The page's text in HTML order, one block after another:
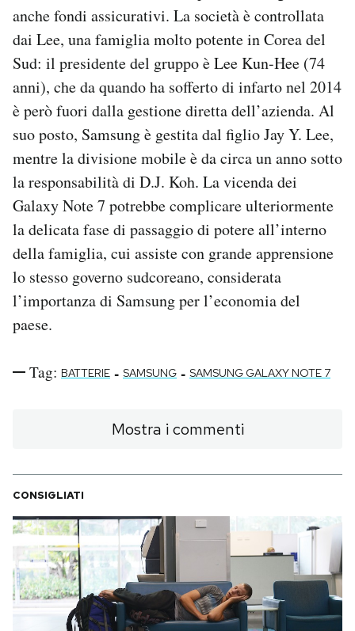
anche fondi assicurativi. La società è controllata
dai Lee, una famiglia molto potente in Corea del
Sud: il presidente del gruppo è Lee Kun-Hee (74
anni), che da quando ha sofferto di infarto nel 2014
è però fuori dalla gestione diretta dell’azienda. Al
suo posto, Samsung è gestita dal figlio Jay Y. Lee,
mentre la divisione mobile è da circa un anno sotto
la responsabilità di D.J. Koh. La vicenda dei
Galaxy Note 7 potrebbe complicare ulteriormente
la delicata fase di passaggio di potere all’interno
della famiglia, cui assiste con grande apprensione
lo stesso governo sudcoreano, considerata
l’importanza di Samsung per l’economia del
paese.
Tag: BATTERIE - SAMSUNG - SAMSUNG GALAXY NOTE 7
Mostra i commenti
CONSIGLIATI